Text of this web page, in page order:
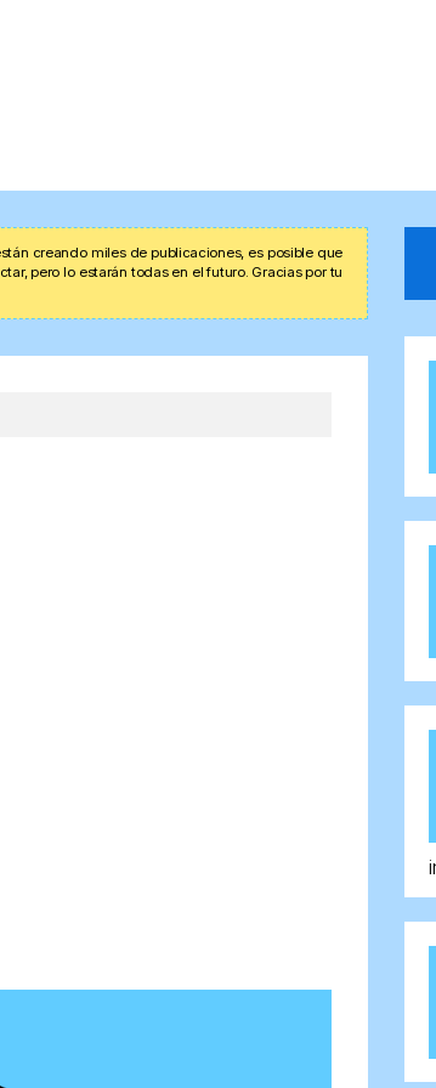
creando miles de publicaciones, es posible que
pero lo estarán todas en el futuro. Gracias por tu